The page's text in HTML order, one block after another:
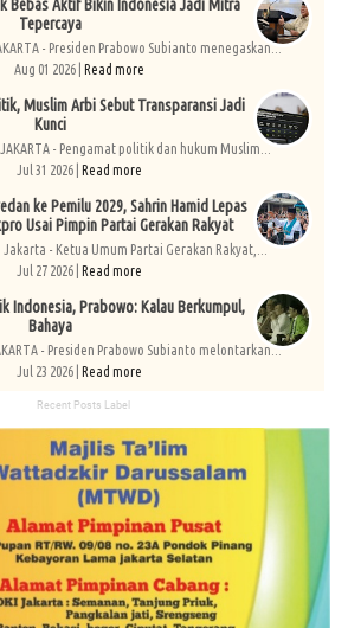
Bebas Aktif Bikin Indonesia Jadi Mitra
Tepercaya
- Presiden Prabowo Subianto menegaskan...
Aug 01 2026 | Read more
Muslim Arbi Sebut Transparansi Jadi
Kunci
- Pengamat politik dan hukum Muslim...
Jul 31 2026 | Read more
ke Pemilu 2029, Sahrin Hamid Lepas
Usai Pimpin Partai Gerakan Rakyat
- Ketua Umum Partai Gerakan Rakyat,...
Jul 27 2026 | Read more
Indonesia, Prabowo: Kalau Berkumpul,
Bahaya
- Presiden Prabowo Subianto melontarkan...
Jul 23 2026 | Read more
Recent Posts Label